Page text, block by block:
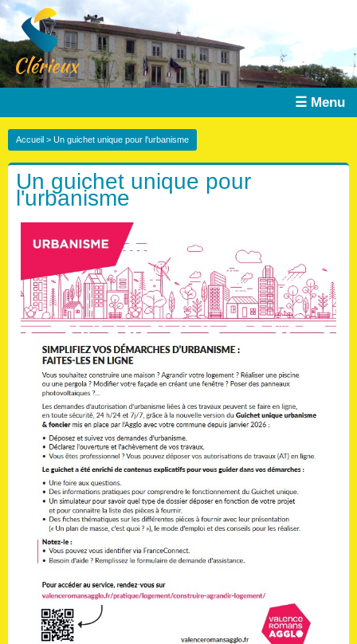
☰ Menu
Accueil > Un guichet unique pour l'urbanisme
Un guichet unique pour
l'urbanisme